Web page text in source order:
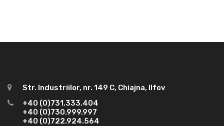
Str. Industriilor, nr. 149 C, Chiajna, Ilfov
+40 (0)731.333.404
+40 (0)730.999.997
+40 (0)722.924.564